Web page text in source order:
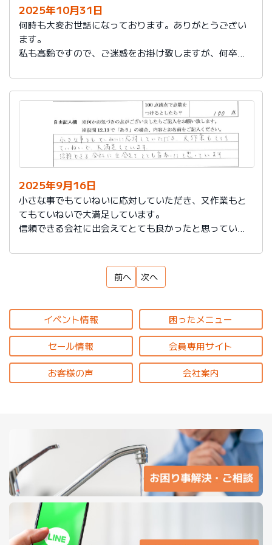
2025年10月31日
何時も大変お世話になっております。ありがとうござい
ます。
私も高齢ですので、ご迷惑をお掛け致しますが、何卒よ
2025年9月16日
小さな事でもていねいに応対していただき、又作業もと
てもていねいで大満足しています。
信頼できる会社に出会えてとても良かったと思っていま
前へ 次へ
イベント情報 困ったメニュー
セール情報 会員専用サイト
お客様の声 会社案内